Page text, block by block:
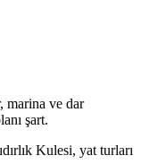
marina ve dar
şart.
Kulesi, yat turları